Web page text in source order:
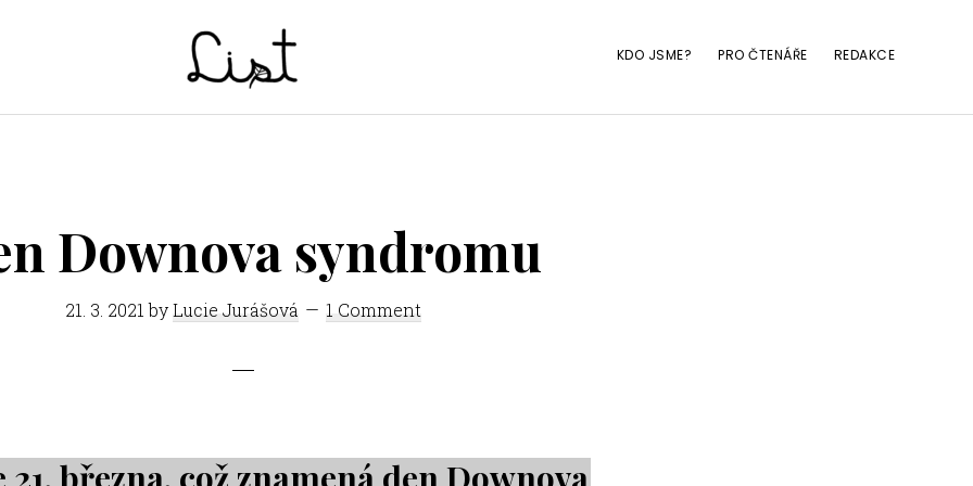
LIST
Studentský
KDO JSME? PRO ČTENÁŘE REDAKCE
Downova syndromu
21. 3. 2021byLucie Jurášová 1 Comment